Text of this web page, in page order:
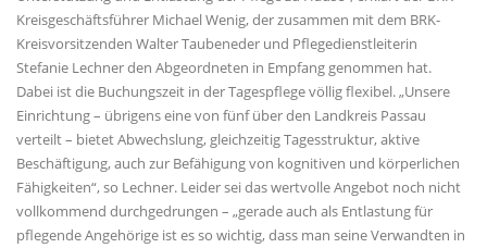
Kreisgeschäftsführer Michael Wenig, der zusammen mit dem BRK-
Kreisvorsitzenden Walter Taubeneder und Pflegedienstleiterin
Stefanie Lechner den Abgeordneten in Empfang genommen hat.
Dabei ist die Buchungszeit in der Tagespflege völlig flexibel. „Unsere
Einrichtung – übrigens eine von fünf über den Landkreis Passau
verteilt – bietet Abwechslung, gleichzeitig Tagesstruktur, aktive
Beschäftigung, auch zur Befähigung von kognitiven und körperlichen
Fähigkeiten“, so Lechner. Leider sei das wertvolle Angebot noch nicht
vollkommend durchgedrungen – „gerade auch als Entlastung für
pflegende Angehörige ist es so wichtig, dass man seine Verwandten in